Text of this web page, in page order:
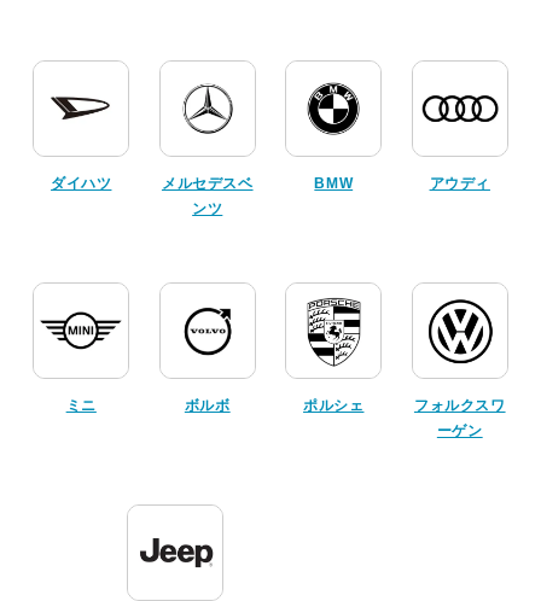
ダイハツ
メルセデスベ
ンツ
BMW アウディ
ミニ ボルボ ポルシェ
フォルクスワ
ーゲン